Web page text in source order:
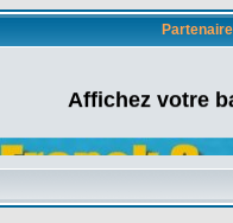
Affichez votre